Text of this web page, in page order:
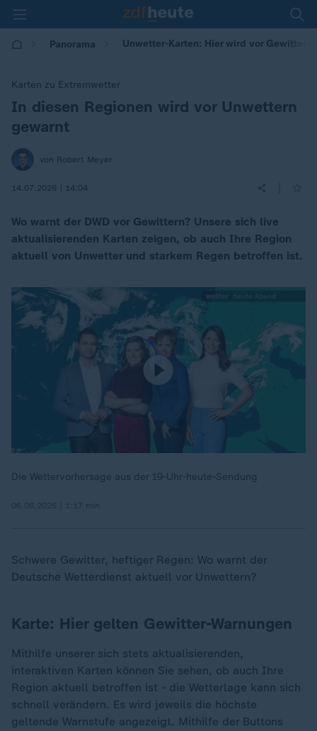
Panorama Unwetter-Karten: Hier wird vor Gewitter
Karten zu Extremwetter
:
In diesen Regionen wird vor Unwettern
gewarnt
von Robert Meyer
14.07.2026 | 14:04
Wo warnt der DWD vor Gewittern? Unsere sich live
aktualisierenden Karten zeigen, ob auch Ihre Region
aktuell von Unwetter und starkem Regen betroffen ist.
Die Wettervorhersage aus der 19-Uhr-heute-Sendung
Schwere Gewitter, heftiger Regen: Wo warnt der
Deutsche Wetterdienst aktuell vor Unwettern?
Karte: Hier gelten Gewitter-Warnungen
Mithilfe unserer sich stets aktualisierenden,
interaktiven Karten können Sie sehen, ob auch Ihre
Region aktuell betroffen ist - die Wetterlage kann sich
schnell verändern. Es wird jeweils die höchste
geltende Warnstufe angezeigt. Mithilfe der Buttons